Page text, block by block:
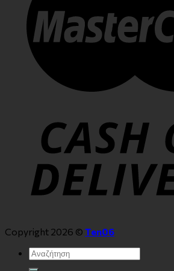
Copyright 2026 © Ten06
Αναζήτηση
για: